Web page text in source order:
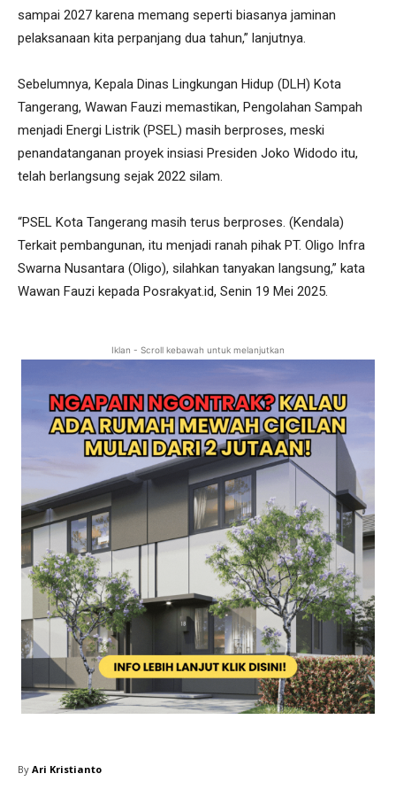
sampai 2027 karena memang seperti biasanya jaminan
pelaksanaan kita perpanjang dua tahun,” lanjutnya.
Sebelumnya, Kepala Dinas Lingkungan Hidup (DLH) Kota
Tangerang, Wawan Fauzi memastikan, Pengolahan Sampah
menjadi Energi Listrik (PSEL) masih berproses, meski
penandatanganan proyek insiasi Presiden Joko Widodo itu,
telah berlangsung sejak 2022 silam.
“PSEL Kota Tangerang masih terus berproses. (Kendala)
Terkait pembangunan, itu menjadi ranah pihak PT. Oligo Infra
Swarna Nusantara (Oligo), silahkan tanyakan langsung,” kata
Wawan Fauzi kepada Posrakyat.id, Senin 19 Mei 2025.
Iklan - Scroll kebawah untuk melanjutkan
By Ari Kristianto